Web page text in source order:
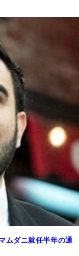
ムダニ就任半年の通